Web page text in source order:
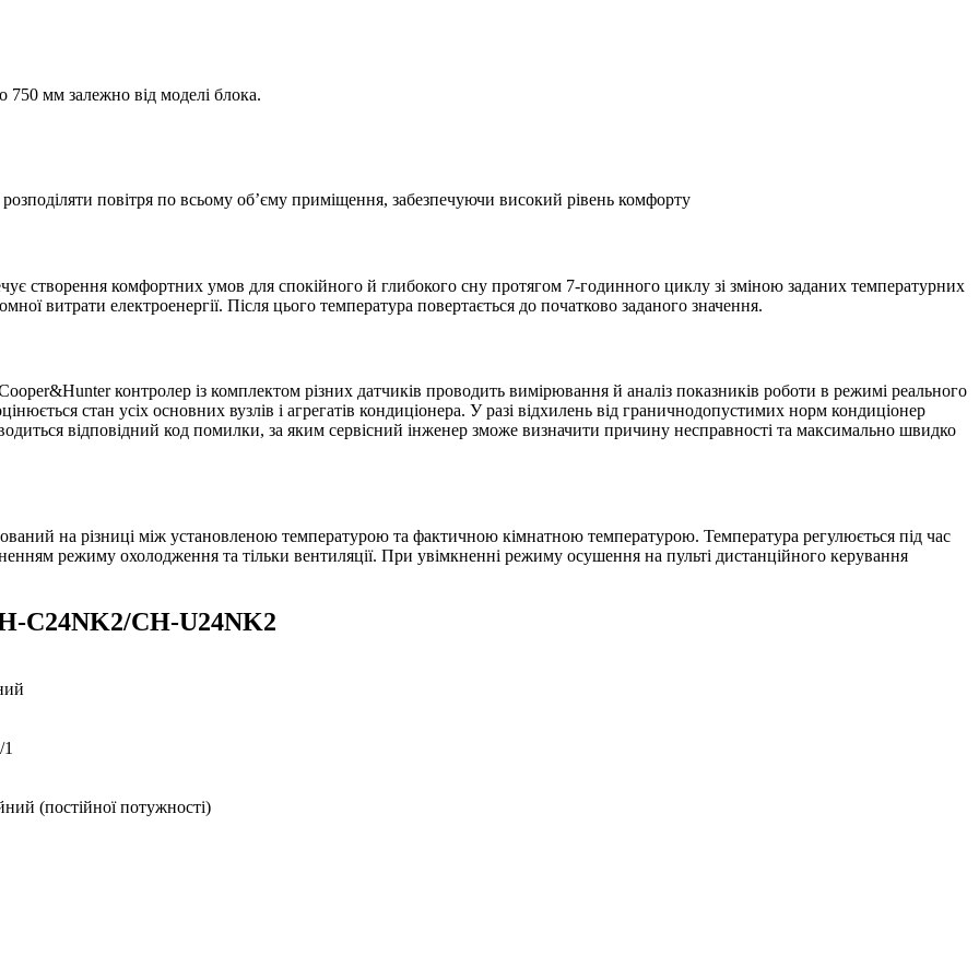
750 мм залежно від моделі блока.
повітря по всьому об’єму приміщення, забезпечуючи високий рівень комфорту
створення комфортних умов для спокійного й глибокого сну протягом 7-годинного циклу зі зміною заданих температурних
витрати електроенергії. Після цього температура повертається до початково заданого значення.
контролер із комплектом різних датчиків проводить вимірювання й аналіз показників роботи в режимі реального
стан усіх основних вузлів і агрегатів кондиціонера. У разі відхилень від граничнодопустимих норм кондиціонер
відповідний код помилки, за яким сервісний інженер зможе визначити причину несправності та максимально швидко
на різниці між установленою температурою та фактичною кімнатною температурою. Температура регулюється під час
режиму охолодження та тільки вентиляції. При увімкненні режиму осушення на пульті дистанційного керування
C24NK2/CH-U24NK2
(постійної потужності)